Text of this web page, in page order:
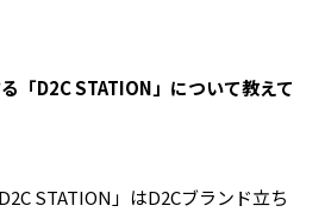
D2C STATION」について教えて
STATION」はD2Cブランド立ち